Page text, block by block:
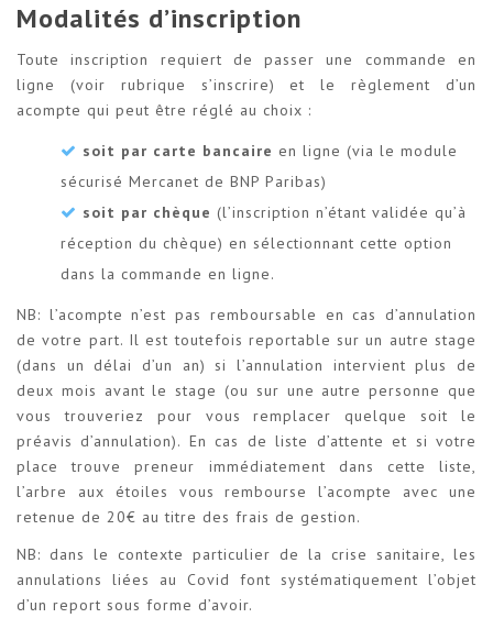
Modalités d’inscription
Toute inscription requiert de passer une commande en
ligne (voir rubrique s’inscrire) et le règlement d’un
acompte qui peut être réglé au choix :
soit par carte bancaire en ligne (via le module
sécurisé Mercanet de BNP Paribas)
soit par chèque (l’inscription n’étant validée qu’à
réception du chèque) en sélectionnant cette option
dans la commande en ligne.
NB: l’acompte n’est pas remboursable en cas d’annulation
de votre part. Il est toutefois reportable sur un autre stage
(dans un délai d’un an) si l’annulation intervient plus de
deux mois avant le stage (ou sur une autre personne que
vous trouveriez pour vous remplacer quelque soit le
préavis d’annulation). En cas de liste d’attente et si votre
place trouve preneur immédiatement dans cette liste,
l’arbre aux étoiles vous rembourse l’acompte avec une
retenue de 20€ au titre des frais de gestion.
NB: dans le contexte particulier de la crise sanitaire, les
annulations liées au Covid font systématiquement l’objet
d’un report sous forme d’avoir.